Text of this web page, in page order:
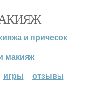
и причесок
макияж
игры отзывы